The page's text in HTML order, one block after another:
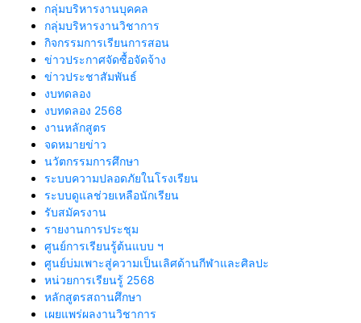
กลุ่มบริหารงานบุคคล
กลุ่มบริหารงานวิชาการ
กิจกรรมการเรียนการสอน
ข่าวประกาศจัดซื้อจัดจ้าง
ข่าวประชาสัมพันธ์
งบทดลอง
งบทดลอง 2568
งานหลักสูตร
จดหมายข่าว
นวัตกรรมการศึกษา
ระบบความปลอดภัยในโรงเรียน
ระบบดูแลช่วยเหลือนักเรียน
รับสมัครงาน
รายงานการประชุม
ศูนย์การเรียนรู้ต้นแบบ ฯ
ศูนย์บ่มเพาะสู่ความเป็นเลิศด้านกีฬาและศิลปะ
หน่วยการเรียนรู้ 2568
หลักสูตรสถานศึกษา
เผยแพร่ผลงานวิชาการ